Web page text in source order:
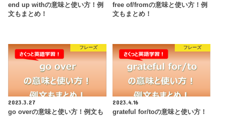
end up withの意味と使い方！例
文もまとめ！
free of/fromの意味と使い方！例
文もまとめ！
フレーズ
2023.3.27
go overの意味と使い方！例文も
フレーズ
2023.4.16
grateful for/toの意味と使い方！